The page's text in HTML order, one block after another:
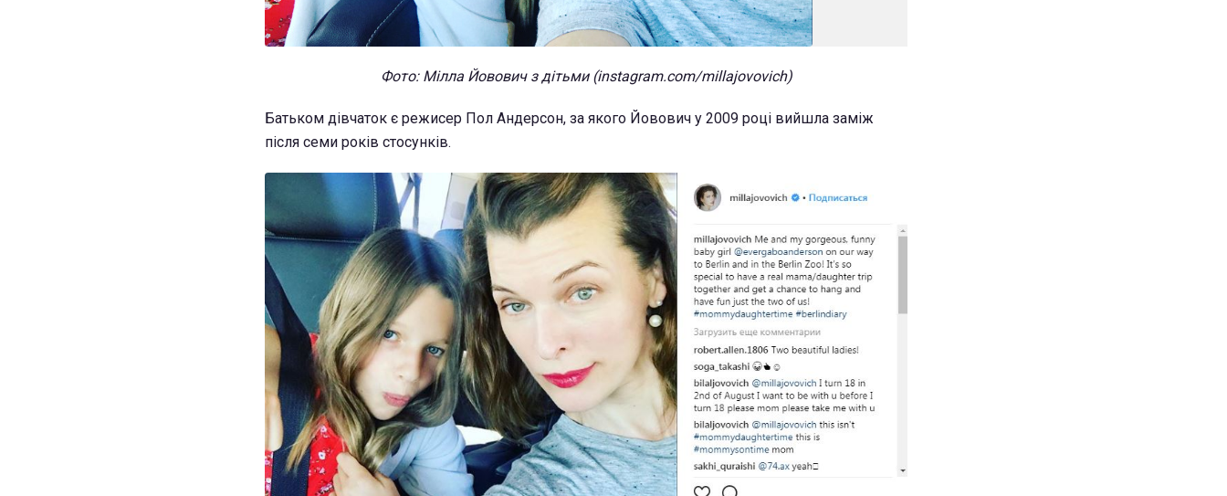
Фото: Мілла Йовович з дітьми (instagram.com/millajovovich)
Батьком дівчаток є режисер Пол Андерсон, за якого Йовович у 2009 році вийшла заміж
після семи років стосунків.